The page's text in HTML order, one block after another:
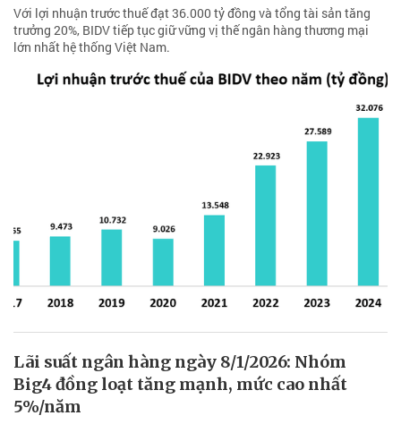
Với lợi nhuận trước thuế đạt 36.000 tỷ đồng và tổng tài sản tăng
trưởng 20%, BIDV tiếp tục giữ vững vị thế ngân hàng thương mại
lớn nhất hệ thống Việt Nam.
Lãi suất ngân hàng ngày 8/1/2026: Nhóm
Big4 đồng loạt tăng mạnh, mức cao nhất
5%/năm